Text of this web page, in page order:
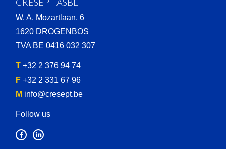
W. A. Mozartlaan, 6
1620 DROGENBOS
TVA BE 0416 032 307
T +32 2 376 94 74
F +32 2 331 67 96
M info@cresept.be
Follow us